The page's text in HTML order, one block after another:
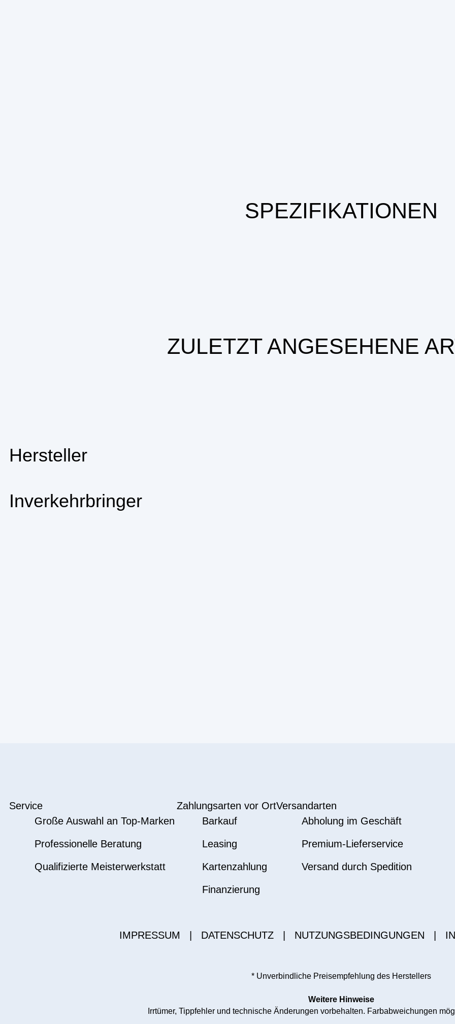
SPEZIFIKATIONEN
ZULETZT ANGESEHENE
Hersteller
Inverkehrbringer
Service
Große Auswahl an Top-Marken
Professionelle Beratung
Qualifizierte Meisterwerkstatt
Zahlungsarten vor Ort
Barkauf
Leasing
Kartenzahlung
Finanzierung
Versandarten
Abholung im Geschäft
Premium-Lieferservice
Versand durch Spedition
IMPRESSUM DATENSCHUTZ NUTZUNGSBEDINGUNGEN
* Unverbindliche Preisempfehlung des Herstellers
Weitere Hinweise
Irrtümer, Tippfehler und technische Änderungen vorbehalten. Farbabweichungen